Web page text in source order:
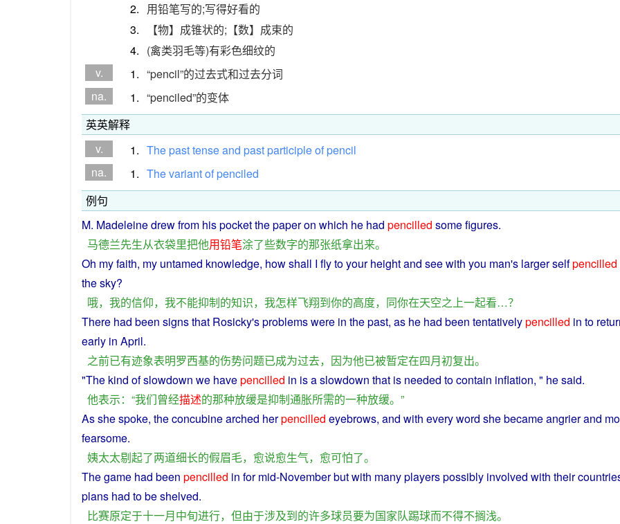
2. 用铅笔写的;写得好看的
3.
【物】成锥状的;【数】成束的
4. (禽类羽毛等)有彩色细纹的
v.
1. “pencil”的过去式和过去分词
na.
1. “penciled”的变体
英英解释
v.
1. The pasttenseand past participleof pencil
na.
1. Thevariantof penciled
例句
M. Madeleinedrewfrom hispocketthepaperon which he had pencilled somefigures.
马德兰先生从衣袋里把他用铅笔涂了些数字的那张纸拿出来。
Oh myfaith, my untamed knowledge, howshall I flytoyour heightand seewith you man's larger selfpencilled
thesky?
哦， 我的信仰， 我不能抑制的知识， 我怎样飞翔到你的高度， 同你在天空之上一起看…？
There had been signsthat Rosicky'sproblemswere in thepast, as he had been tentativelypencilled in to
early in April.
之前已有迹象表明罗西基的伤势问题已成为过去， 因为他已被暂定在四月初复出。
"The kind of slowdown we havepencilled in isaslowdown that is needed tocontain inflation, " hesaid.
他表示：“我们曾经描述的那种放缓是抑制通胀所需的一种放缓。”
As shespoke, theconcubinearched herpencilled eyebrows, and with everyword she becameangrierand
fearsome.
姨太太剔起了两道细长的假眉毛， 愈说愈生气， 愈可怕了。
Thegame had been pencilled in for mid-Novemberbutwith manyplayerspossibly involved with their
plans had tobeshelved.
比赛原定于十一月中旬进行， 但由于涉及到的许多球员要为国家队踢球而不得不搁浅。